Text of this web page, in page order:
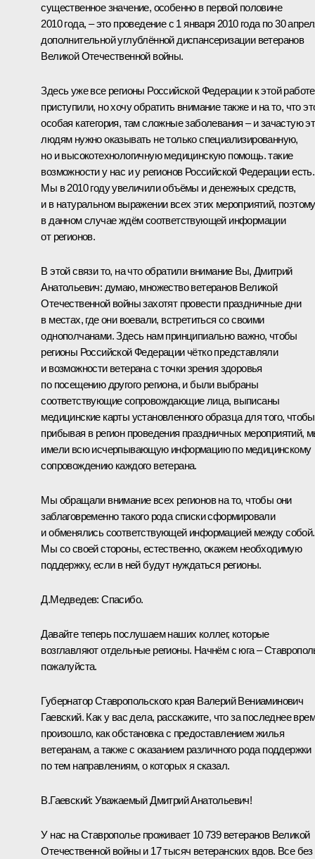
существенное значение, особенно в первой половине
2010 года, – это проведение с 1 января 2010 года по 30
дополнительной углублённой диспансеризации ветеранов
Великой Отечественной войны.
Здесь уже все регионы Российской Федерации к этой работе
приступили, но хочу обратить внимание также и на то, что
особая категория, там сложные заболевания – и зачастую
людям нужно оказывать не только специализированную,
но и высокотехнологичную медицинскую помощь. такие
возможности у нас и у регионов Российской Федерации есть.
Мы в 2010 году увеличили объёмы и денежных средств,
и в натуральном выражении всех этих мероприятий, поэтому
в данном случае ждём соответствующей информации
от регионов.
В этой связи то, на что обратили внимание Вы, Дмитрий
Анатольевич: думаю, множество ветеранов Великой
Отечественной войны захотят провести праздничные дни
в местах, где они воевали, встретиться со своими
однополчанами. Здесь нам принципиально важно, чтобы
регионы Российской Федерации чётко представляли
и возможности ветерана с точки зрения здоровья
по посещению другого региона, и были выбраны
соответствующие сопровождающие лица, выписаны
медицинские карты установленного образца для того,
прибывая в регион проведения праздничных мероприятий,
имели всю исчерпывающую информацию по медицинскому
сопровождению каждого ветерана.
Мы обращали внимание всех регионов на то, чтобы они
заблаговременно такого рода списки сформировали
и обменялись соответствующей информацией между собой.
Мы со своей стороны, естественно, окажем необходимую
поддержку, если в ней будут нуждаться регионы.
Д.Медведев: Спасибо.
Давайте теперь послушаем наших коллег, которые
возглавляют отдельные регионы. Начнём с юга –
пожалуйста.
Губернатор Ставропольского края Валерий Вениаминович
Гаевский. Как у вас дела, расскажите, что за последнее
произошло, как обстановка с предоставлением жилья
ветеранам, а также с оказанием различного рода поддержки
по тем направлениям, о которых я сказал.
В.Гаевский: Уважаемый Дмитрий Анатольевич!
У нас на Ставрополье проживает 10 739 ветеранов Великой
Отечественной войны и 17 тысяч ветеранских вдов. Все без